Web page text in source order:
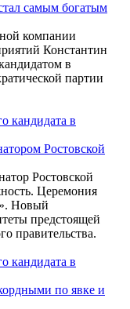
самым богатым
компании
Константин
в
партии
Ростовской
Ростовской
Церемония
Новый
предстоящей
правительства.
по явке и